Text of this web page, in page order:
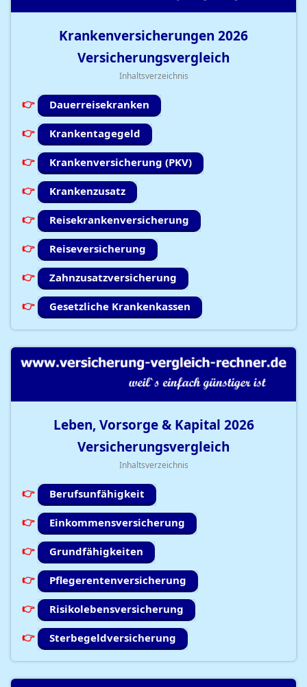
Krankenversicherungen 2026
Versicherungsvergleich
Inhaltsverzeichnis
Dauerreisekranken
Krankentagegeld
Krankenversicherung (PKV)
Krankenzusatz
Reisekrankenversicherung
Reiseversicherung
Zahnzusatzversicherung
Gesetzliche Krankenkassen
Leben, Vorsorge & Kapital 2026
Versicherungsvergleich
Inhaltsverzeichnis
Berufsunfähigkeit
Einkommensversicherung
Grundfähigkeiten
Pflegerentenversicherung
Risikolebensversicherung
Sterbegeldversicherung